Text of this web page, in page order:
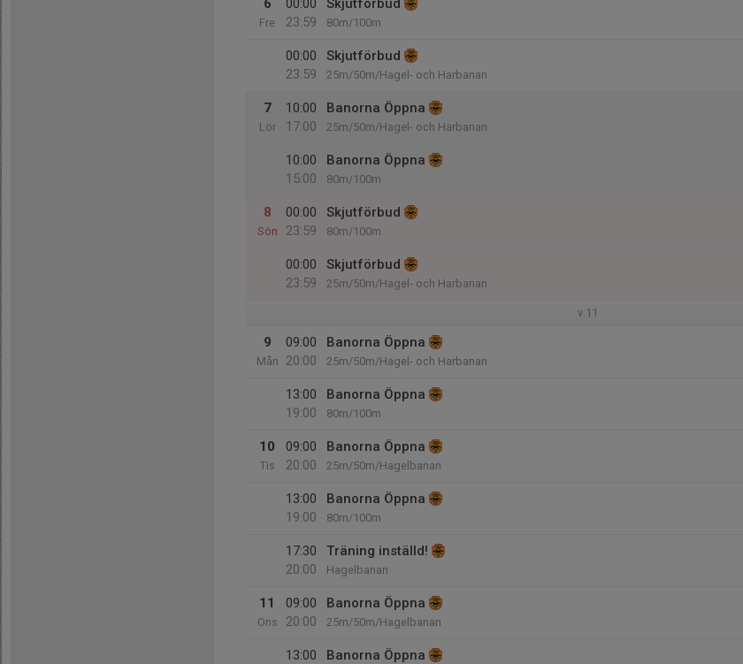
6
Fre
00:00
23:59
Skjutförbud
80m/100m
00:00
23:59
Skjutförbud
25m/50m/Hagel- och Harbanan
7
Lör
10:00
17:00
Banorna Öppna
25m/50m/Hagel- och Harbanan
10:00
15:00
Banorna Öppna
80m/100m
8
Sön
00:00
23:59
Skjutförbud
80m/100m
00:00
23:59
Skjutförbud
25m/50m/Hagel- och Harbanan
v.11
9
Mån
09:00
20:00
Banorna Öppna
25m/50m/Hagel- och Harbanan
13:00
19:00
Banorna Öppna
80m/100m
10
Tis
09:00
20:00
Banorna Öppna
25m/50m/Hagelbanan
13:00
19:00
Banorna Öppna
80m/100m
17:30
20:00
Träning inställd!
Hagelbanan
11
Ons
09:00
20:00
Banorna Öppna
25m/50m/Hagelbanan
13:00
Banorna Öppna